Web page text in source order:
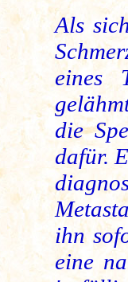
Als
eines
die
dafür.
ihn
eine